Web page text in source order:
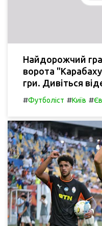
Найдорожчий
ворота
гри. Дивіться
#Футболіст #Київ #